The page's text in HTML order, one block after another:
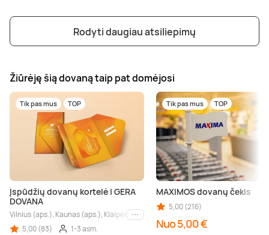
Rodyti daugiau atsiliepimų
Žiūrėję šią dovaną taip pat domėjosi
Tik pas mus TOP
Įspūdžių dovanų kortelė | GERA
DOVANA
Vilnius (aps.), Kaunas (aps.), Klaipėda (aps.), Palanga (aps.), Nida (aps.),
Kiti miestai
5,00 (83)
1-3 asm.
Tik pas mus TOP
MAXIMOS dovanų čekis
5,00 (216)
Nuo 5,00 €